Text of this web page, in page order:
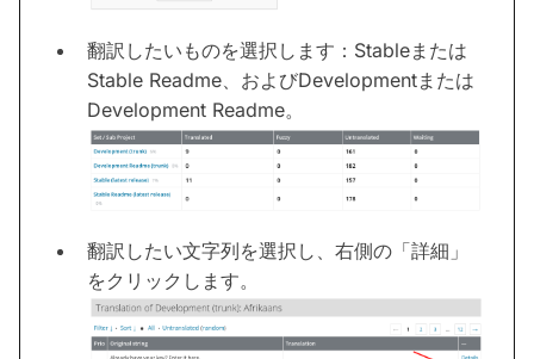
翻訳したいものを選択します：Stableまたは
Stable Readme、およびDevelopmentまたは
Development Readme。
翻訳したい文字列を選択し、右側の「詳細」
をクリックします。